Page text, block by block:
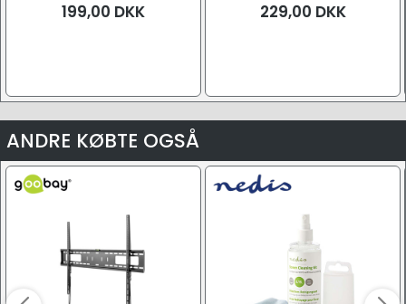
199,00 DKK 229,00 DKK
ANDRE KØBTE OGSÅ